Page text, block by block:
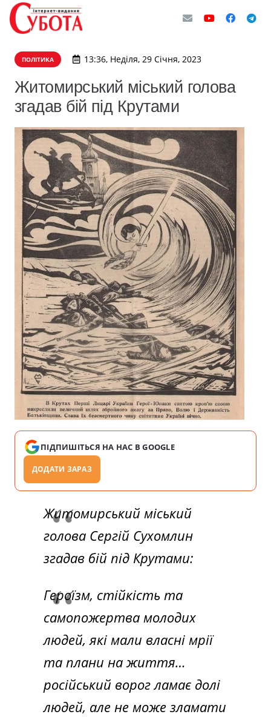
ПОЛІТИКА 13:36, Неділя, 29 Січня, 2023
Житомирський міський голова
згадав бій під Крутами
ПІДПИШІТЬСЯ НА НАС В GOOGLE
ДОДАТИ ЗАРАЗ
Житомирський міський
голова Сергій Сухомлин
згадав бій під Крутами:
Героїзм, стійкість та
самопожертва молодих
людей, які мали власні мрії
та плани на життя…
російський ворог ламає долі
людей, але не може зламати